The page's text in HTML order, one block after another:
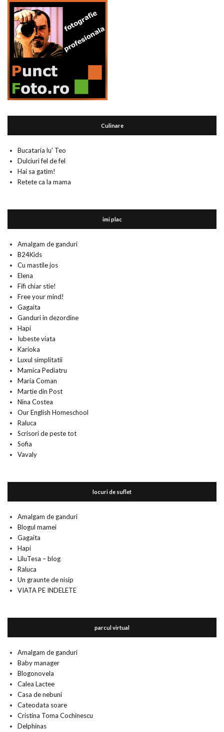
Culinare
Bucataria lu' Teo
Dulciuri fel de fel
Hai sa gatim!
Retete ca la mama
imi plac
Amalgam de ganduri
B24Kids
Cu mastile jos
Elena
Fifi chiar stie!
Free your mind!
Gagaita
Ganduri in dezordine
Hapi
Iubeste viata
Karioka
Luxul simplitatii
Mamica Pediatru
Maria Coman
Martie din Post
Nina Costea
Our English Homeschool
Raluca
Scrisori de peste tot
Sofia
Vavaly
locuri de suflet
Amalgam de ganduri
Blogul mamei
Gagaita
Hapi
LiluTesa – blog
Raluca
Un graunte de nisip
VIATA PE INDELETE
parcul virtual
Amalgam de ganduri
Baby manager
Blogonovela
Calea Lactee
Casa de nebuni
Cateodata soare
Cristina Toma Cochinescu
Delphinas